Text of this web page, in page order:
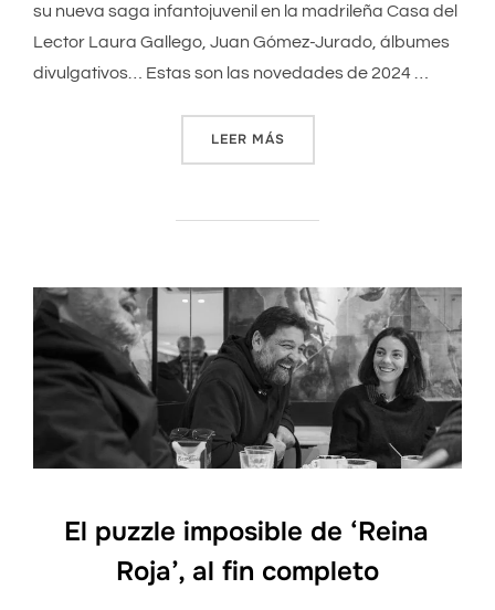
su nueva saga infantojuvenil en la madrileña Casa del
Lector Laura Gallego, Juan Gómez-Jurado, álbumes
divulgativos… Estas son las novedades de 2024 …
LEER MÁS
El puzzle imposible de ‘Reina
Roja’, al fin completo